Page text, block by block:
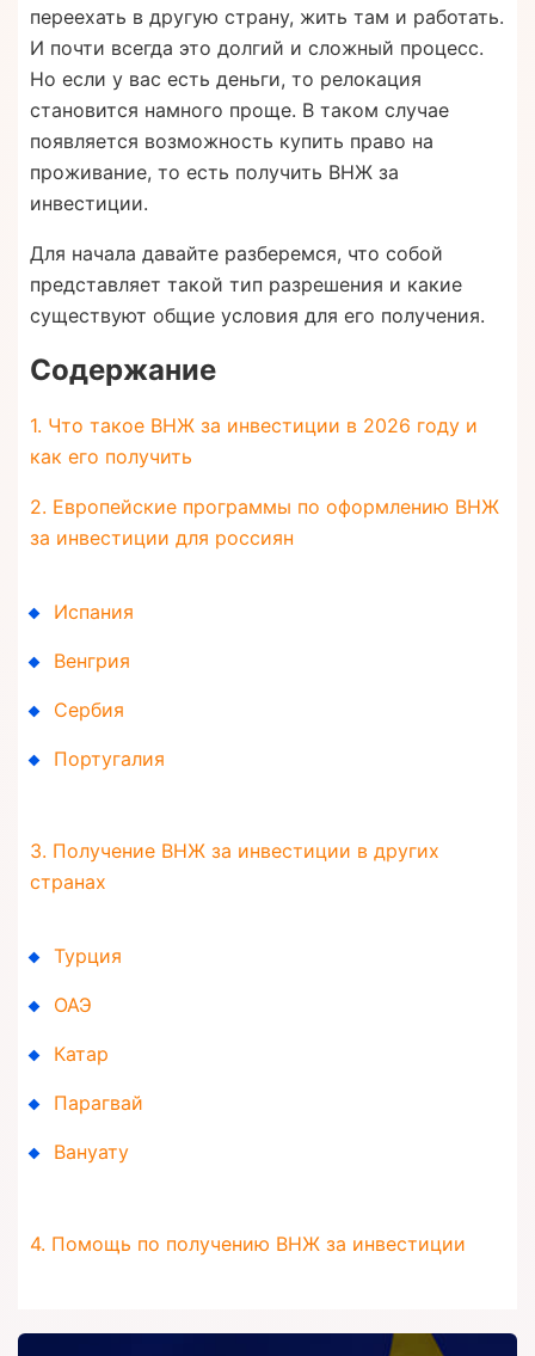
переехать в другую страну, жить там и работать.
И почти всегда это долгий и сложный процесс.
Но если у вас есть деньги, то релокация
становится намного проще. В таком случае
появляется возможность купить право на
проживание, то есть получить ВНЖ за
инвестиции.
Для начала давайте разберемся, что собой
представляет такой тип разрешения и какие
существуют общие условия для его получения.
Содержание
1. Что такое ВНЖ за инвестиции в 2026 году и
как его получить
2. Европейские программы по оформлению ВНЖ
за инвестиции для россиян
Испания
Венгрия
Сербия
Португалия
3. Получение ВНЖ за инвестиции в других
странах
Турция
ОАЭ
Катар
Парагвай
Вануату
4. Помощь по получению ВНЖ за инвестиции